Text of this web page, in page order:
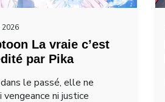
2026
La vraie c’est
par Pika
le passé, elle ne
vengeance ni justice